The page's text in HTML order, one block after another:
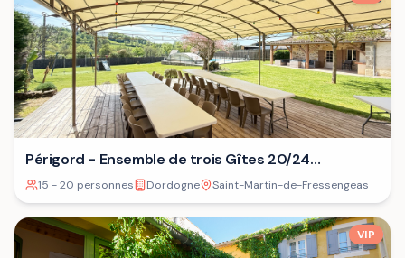
Périgord - Ensemble de trois Gîtes 20/24
personnes⁷
15 - 20 personnes Dordogne Saint-Martin-de-Fressengeas
VIP